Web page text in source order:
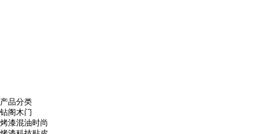
产品分类
钻阁木门
烤漆混油时尚